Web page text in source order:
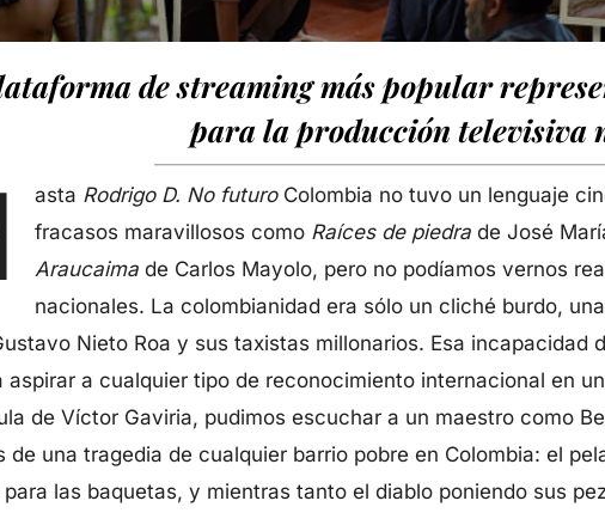
de streaming más popular
para la producción televisiva
asta Rodrigo D. No futuroColombia no tuvo un lenguaje
fracasos maravillosos como Raíces de piedra de José
Araucaima de Carlos Mayolo, pero no podíamos vernos
nacionales. La colombianidad era sólo un cliché burdo,
Nieto Roa y sus taxistas millonarios. Esa incapacidad
aspirar a cualquier tipo de reconocimiento internacional en
de Víctor Gaviria, pudimos escuchar a un maestro como
de una tragedia de cualquier barrio pobre en Colombia: el
las baquetas, y mientras tanto el diablo poniendo sus